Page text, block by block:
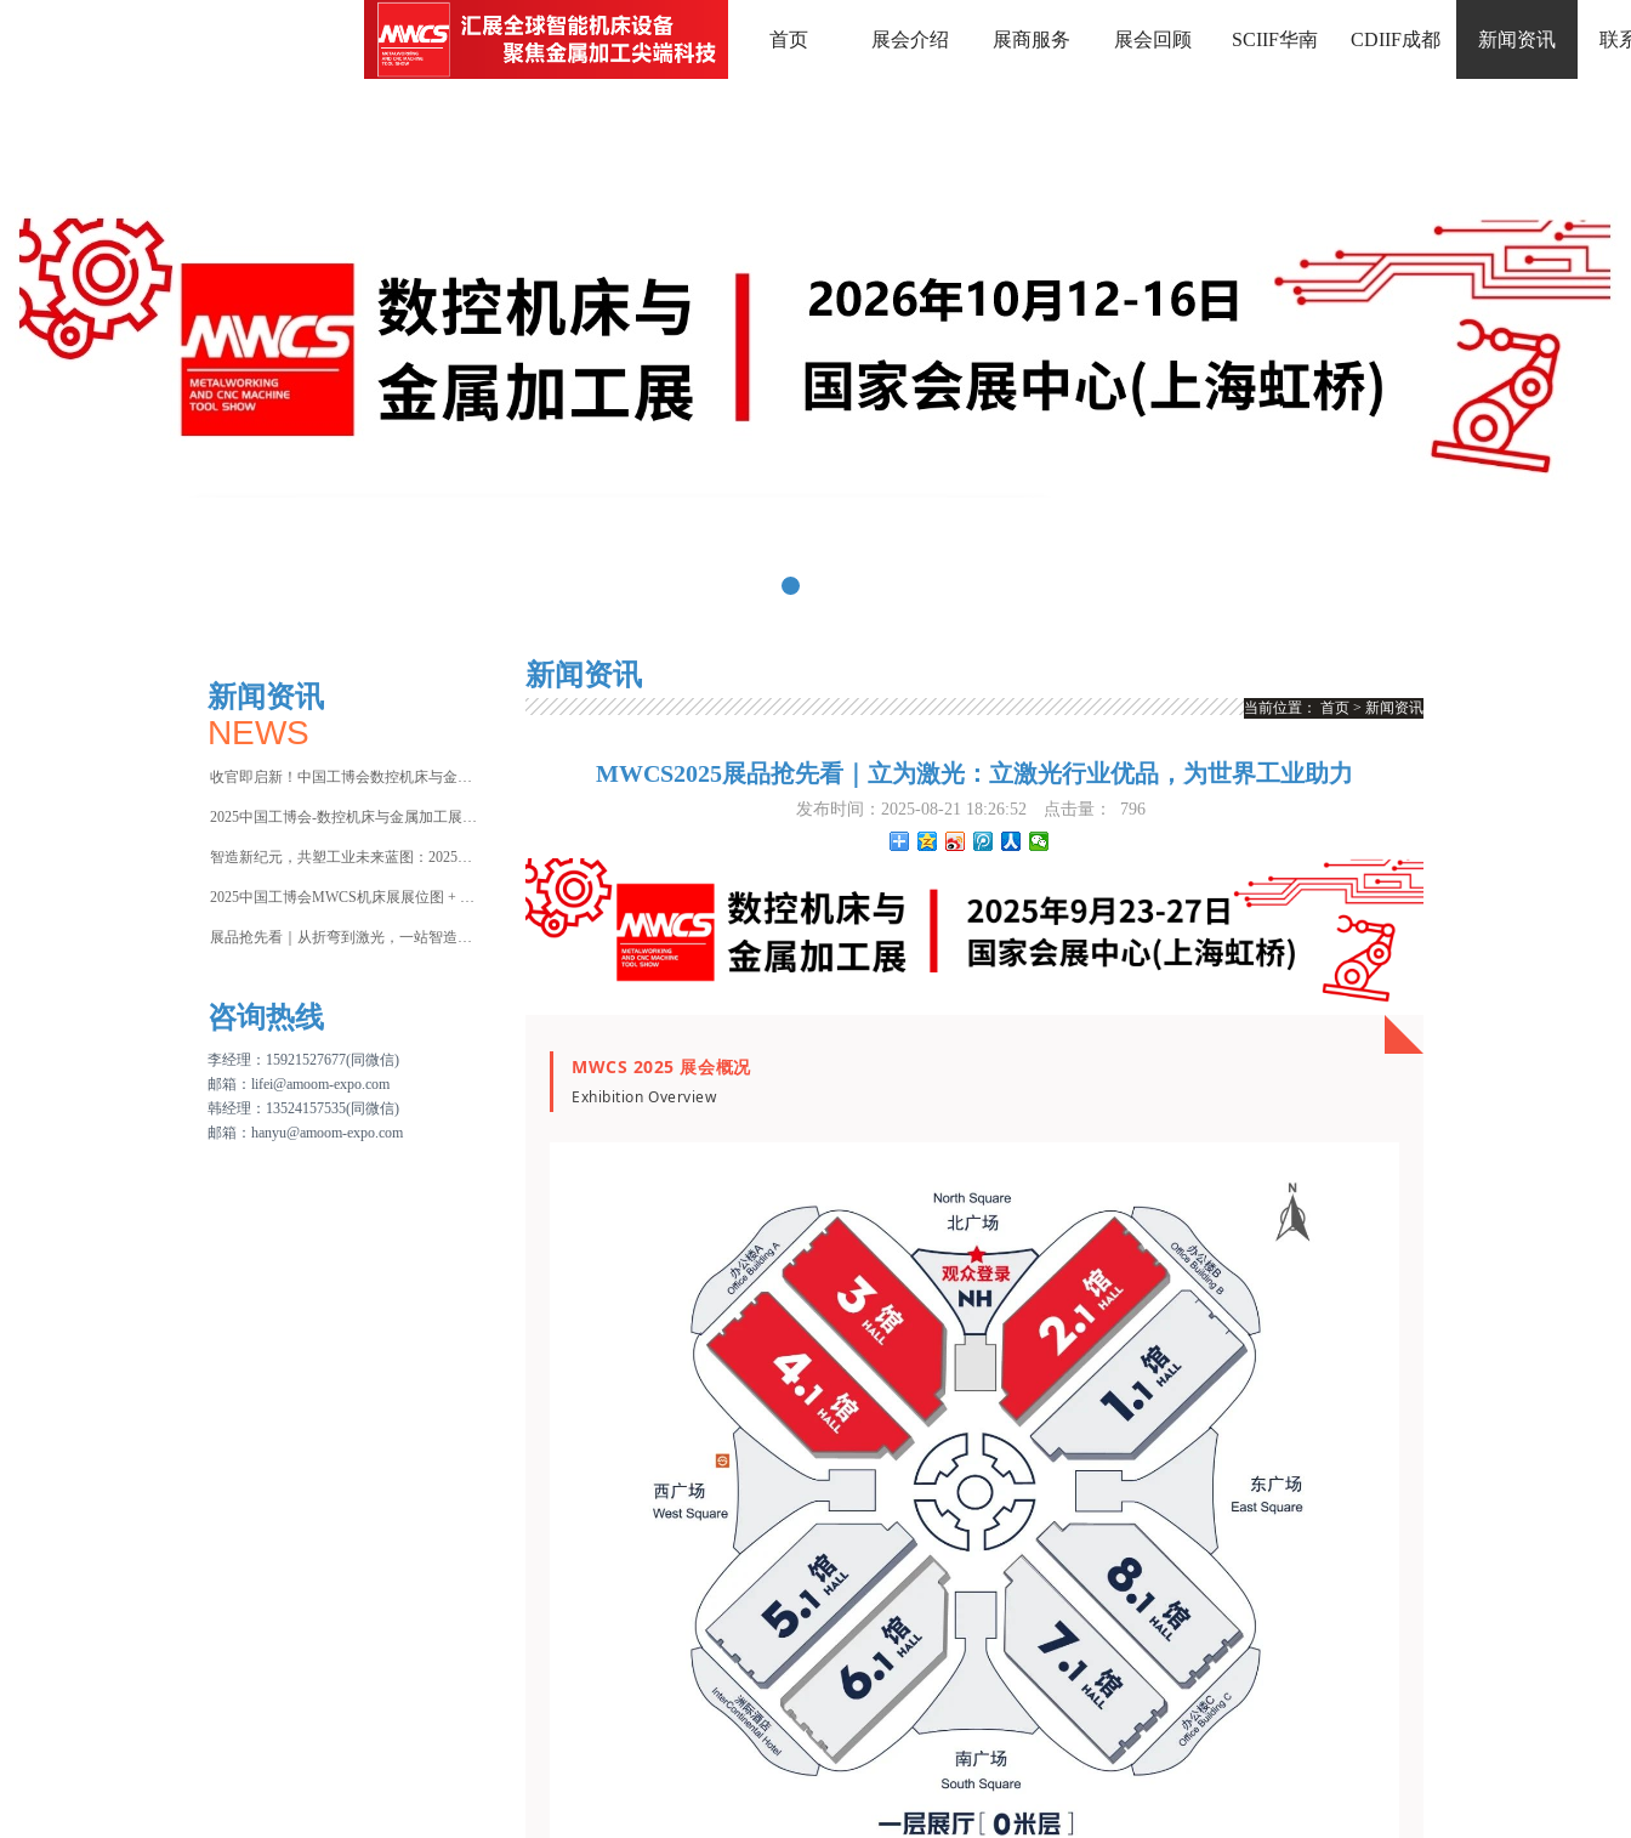
首页 展会介绍 展商服务 展会回顾 SCIIF华南 CDIIF成都 新闻资讯 联
新闻资讯
NEWS
收官即启新！中国工博会数控机床与金属加工展MWCS2026焕
2025中国工博会-数控机床与金属加工展圆满闭幕
智造新纪元，共塑工业未来蓝图：2025数控机床与金属加工展今
2025中国工博会MWCS机床展展位图 + 展商名录首曝，提
展品抢先看｜从折弯到激光，一站智造！金方圆钣金全链方案亮相上
咨询热线
李经理： 15921527677(同微信)
邮箱： lifei@amoom-expo.com
韩经理： 13524157535(同微信)
邮箱： hanyu@amoom-expo.com
新闻资讯
当前位置： 首页 > 新闻资讯
MWCS2025展品抢先看｜立为激光：立激光行业优品，为世界工业助力
发布时间：2025-08-21 18:26:52 点击量： 796
MWCS 2025 展会概况
Exhibition Overview